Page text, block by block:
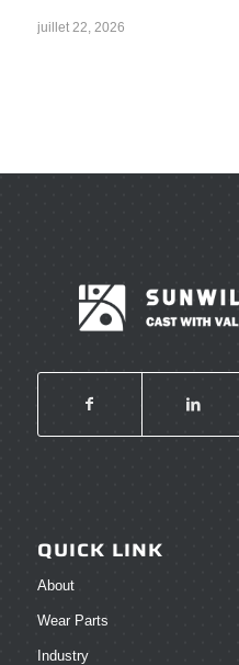
juillet 22, 2026
QUICK LINK
About
Wear Parts
Industry